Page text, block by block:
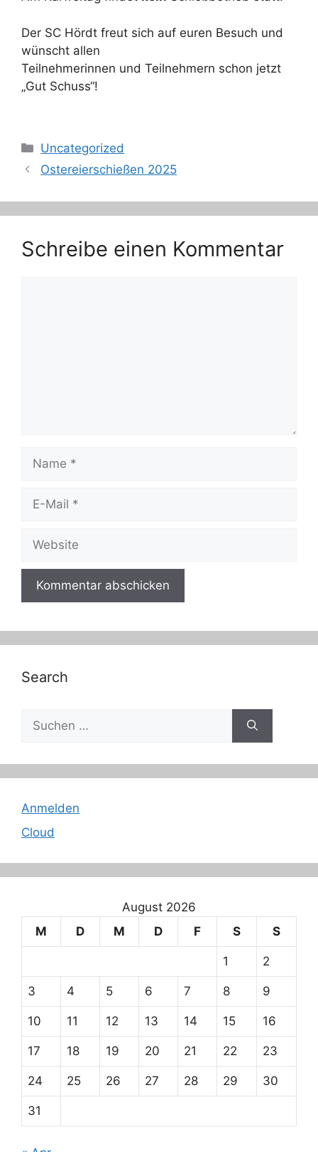
Der SC Hördt freut sich auf euren Besuch und
wünscht allen
Teilnehmerinnen und Teilnehmern schon jetzt
„Gut Schuss“!
Kategorien
Uncategorized
Ostereierschießen 2025
Schreibe einen Kommentar
Name
Website
Search
Suche
nach:
Anmelden
Cloud
August 2026
M
D M D F S S
1 2
3 4 5 6 7 8 9
10 11 12 13 14 15 16
17 18 19 20 21 22 23
24 25 26 27 28 29 30
31